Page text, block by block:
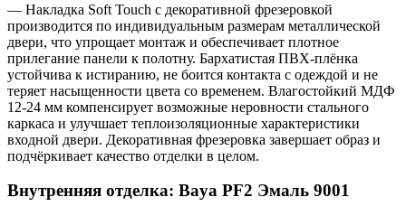
— Накладка Soft Touch с декоративной фрезеровкой
производится по индивидуальным размерам металлической
двери, что упрощает монтаж и обеспечивает плотное
прилегание панели к полотну. Бархатистая ПВХ-плёнка
устойчива к истиранию, не боится контакта с одеждой и не
теряет насыщенности цвета со временем. Влагостойкий МДФ
12-24 мм компенсирует возможные неровности стального
каркаса и улучшает теплоизоляционные характеристики
входной двери. Декоративная фрезеровка завершает образ и
подчёркивает качество отделки в целом.
Внутренняя отделка: Baya PF2 Эмаль 9001